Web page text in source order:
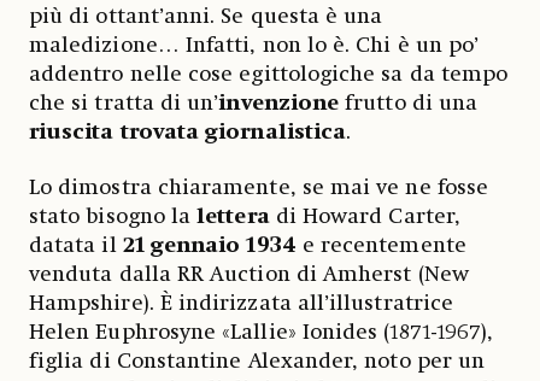
più di ottant’anni. Se questa è una
maledizione… Infatti, non lo è. Chi è un po’
addentro nelle cose egittologiche sa da tempo
che si tratta di un’invenzione frutto di una
riuscita trovata giornalistica.
Lo dimostra chiaramente, se mai ve ne fosse
stato bisogno laletteradi Howard Carter,
datata il 21 gennaio 1934 e recentemente
venduta dalla RR Auction di Amherst (New
Hampshire). È indirizzata all’illustratrice
Helen Euphrosyne «Lallie» Ionides (1871-1967),
figlia di Constantine Alexander, noto per un